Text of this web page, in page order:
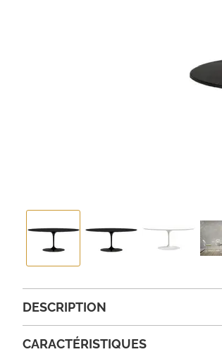
DESCRIPTION
CARACTÉRISTIQUES